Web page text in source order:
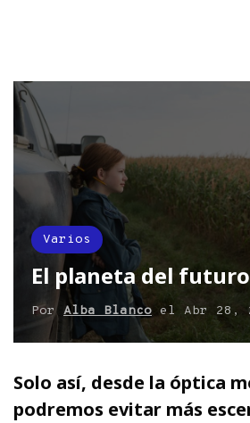
Varios
El planeta del futuro
Por Alba Blanco el Abr 28,
Solo así, desde la óptica
podremos evitar más